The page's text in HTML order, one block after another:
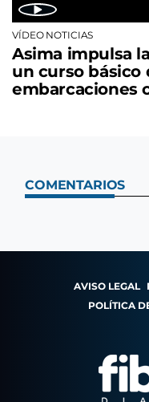
VÍDEO NOTICIAS
Asima impulsa
un curso básico
embarcaciones
COMENTARIOS
AVISO LEGAL
POLÍTICA